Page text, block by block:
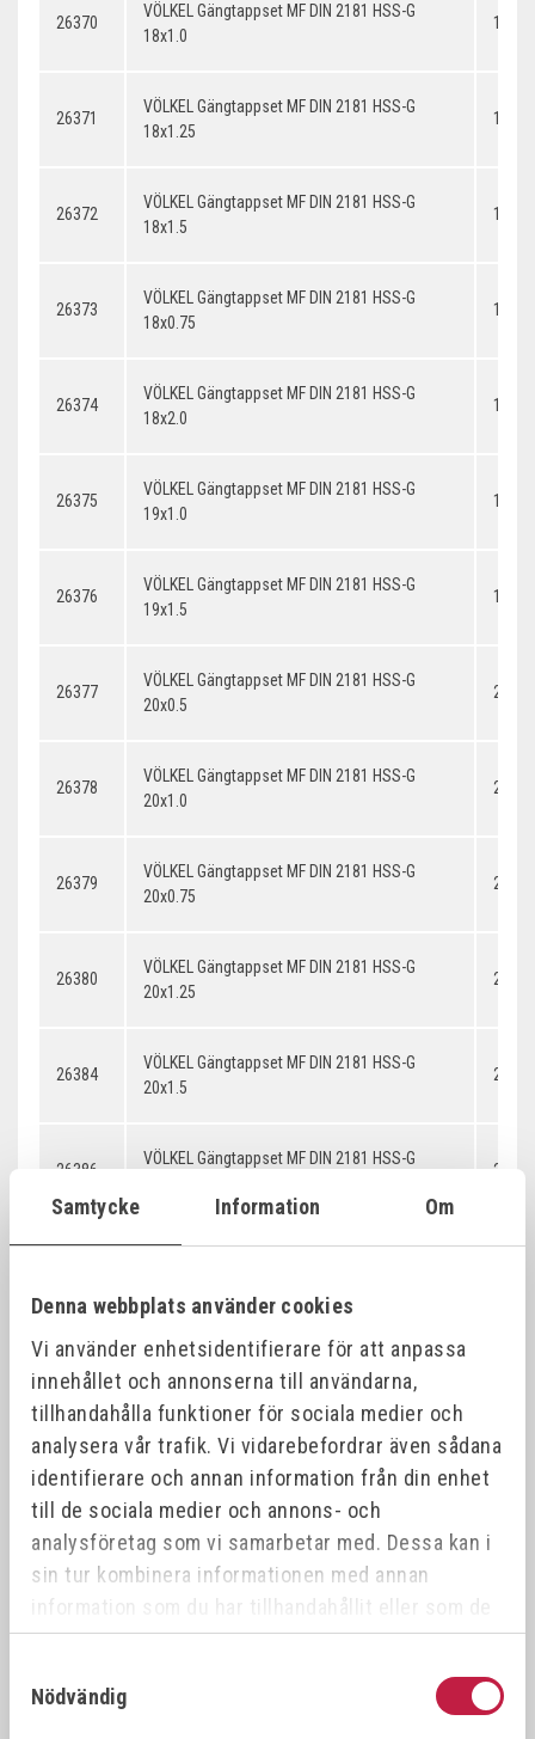
Samtycke Information Om
Denna webbplats använder cookies
Vi använder enhetsidentifierare för att anpassa
innehållet och annonserna till användarna,
tillhandahålla funktioner för sociala medier och
analysera vår trafik. Vi vidarebefordrar även sådana
identifierare och annan information från din enhet
till de sociala medier och annons- och
analysföretag som vi samarbetar med. Dessa kan i
sin tur kombinera informationen med annan
information som du har tillhandahållit eller som de
har samlat in när du har använt deras tjänster.
Nödvändig
26370
VÖLKEL Gängtappset MF DIN 2181 HSS-G
18x1.0
26371
VÖLKEL Gängtappset MF DIN 2181 HSS-G
18x1.25
26372
VÖLKEL Gängtappset MF DIN 2181 HSS-G
18x1.5
26373
VÖLKEL Gängtappset MF DIN 2181 HSS-G
18x0.75
26374
VÖLKEL Gängtappset MF DIN 2181 HSS-G
18x2.0
26375
VÖLKEL Gängtappset MF DIN 2181 HSS-G
19x1.0
26376
VÖLKEL Gängtappset MF DIN 2181 HSS-G
19x1.5
26377
VÖLKEL Gängtappset MF DIN 2181 HSS-G
20x0.5
26378
VÖLKEL Gängtappset MF DIN 2181 HSS-G
20x1.0
26379
VÖLKEL Gängtappset MF DIN 2181 HSS-G
20x0.75
26380
VÖLKEL Gängtappset MF DIN 2181 HSS-G
20x1.25
26384
VÖLKEL Gängtappset MF DIN 2181 HSS-G
20x1.5
26386
VÖLKEL Gängtappset MF DIN 2181 HSS-G
26388
VÖLKEL Gängtappset MF DIN 2181 HSS-G
21x1.5
26389
VÖLKEL Gängtappset MF DIN 2181 HSS-G
22x0.5
26390
VÖLKEL Gängtappset MF DIN 2181 HSS-G
22x1.0
VÖLKEL Gängtappset MF DIN 2181 HSS-G